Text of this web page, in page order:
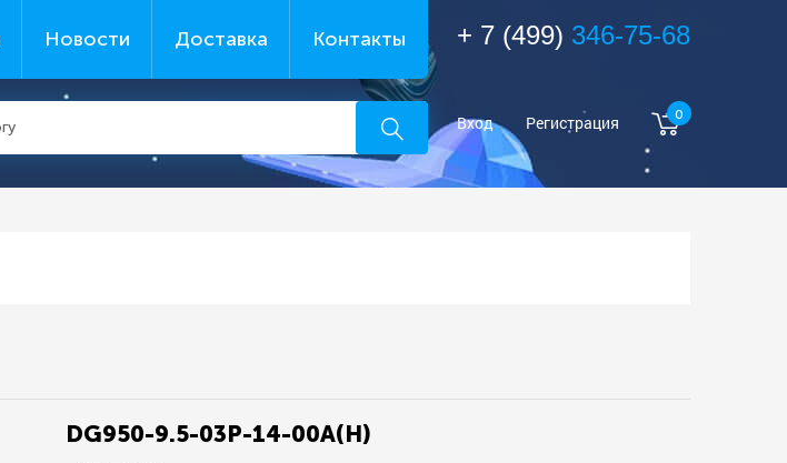
Новости Доставка Контакты + 7 (499) 346-75-68
Вход Регистрация 0
DG950-9.5-03P-14-00A(H)